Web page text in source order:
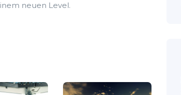
neuen Level.